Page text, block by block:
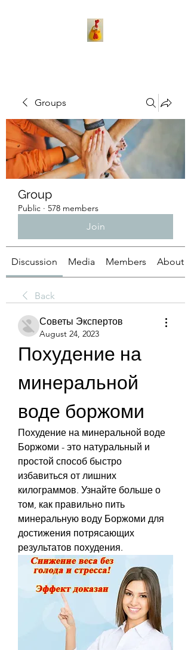
Groups
Group
Public · 578 members
Join
Discussion Media Members About
Back
Советы Экспертов
August 24, 2023
Похудение на
минеральной
воде боржоми
Похудение на минеральной воде
Боржоми - это натуральный и
простой способ быстро
избавиться от лишних
килограммов. Узнайте больше о
том, как правильно пить
минеральную воду Боржоми для
достижения потрясающих
результатов похудения.